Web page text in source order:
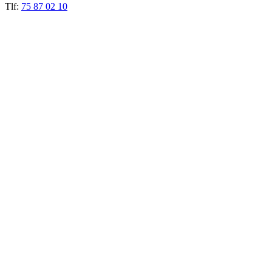
Tlf: 75 87 02 10